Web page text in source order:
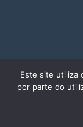
twitter facebook
Este site utiliza
por parte do